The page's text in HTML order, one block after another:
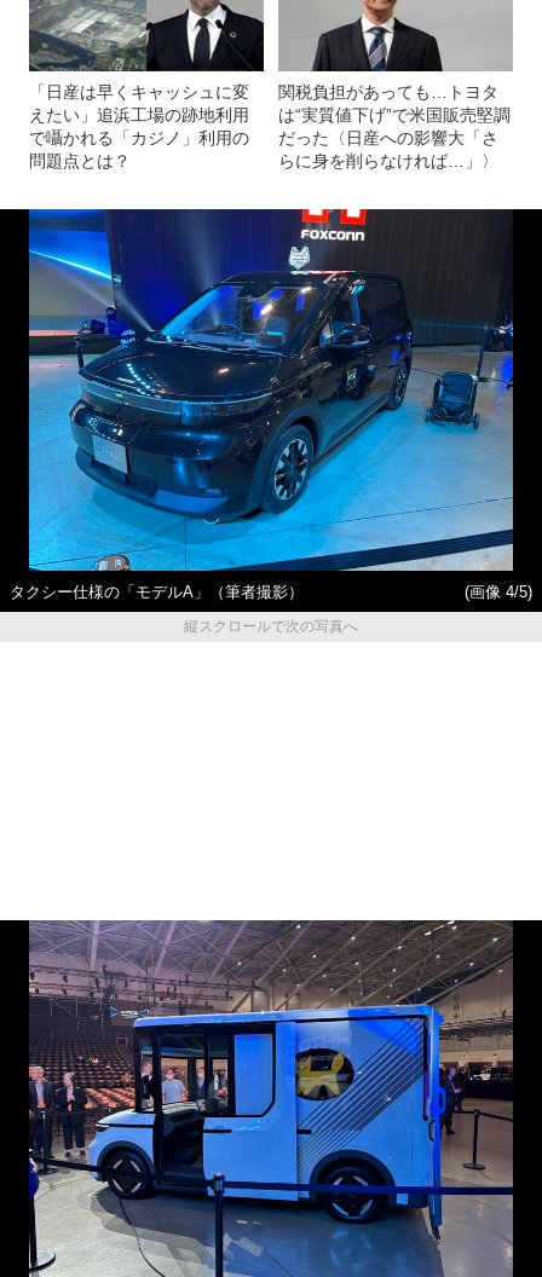
「日産は早くキャッシュに変
えたい」追浜工場の跡地利用
で囁かれる「カジノ」利用の
問題点とは？
関税負担があっても…トヨタ
は“実質値下げ”で米国販売堅調
だった〈日産への影響大「さ
らに身を削らなければ…」〉
タクシー仕様の「モデルA」（筆者撮影）
(画像 4/5)
縦スクロールで次の写真へ